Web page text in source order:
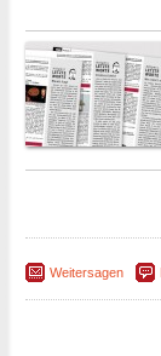
Weitersagen